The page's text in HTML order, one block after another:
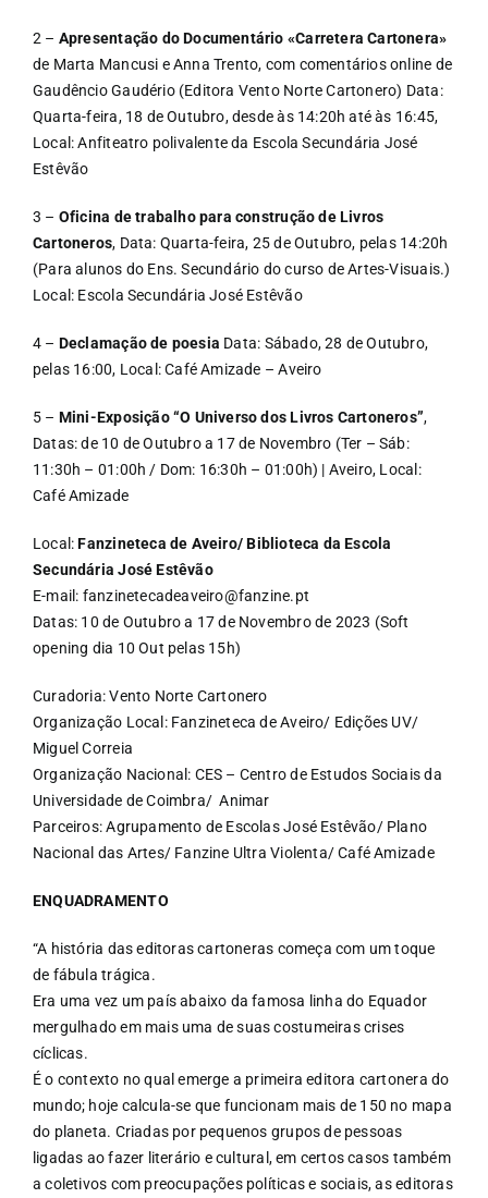
2 – Apresentação do Documentário «Carretera Cartonera»
de Marta Mancusi e Anna Trento, com comentários online de
Gaudêncio Gaudério (Editora Vento Norte Cartonero) Data:
Quarta-feira, 18 de Outubro, desde às 14:20h até às 16:45,
Local: Anfiteatro polivalente da Escola Secundária José
Estêvão
3 – Oficina de trabalho para construção de Livros
Cartoneros, Data: Quarta-feira, 25 de Outubro, pelas 14:20h
(Para alunos do Ens. Secundário do curso de Artes-Visuais.)
Local: Escola Secundária José Estêvão
4 – Declamação de poesia Data: Sábado, 28 de Outubro,
pelas 16:00, Local: Café Amizade – Aveiro
5 – Mini-Exposição “O Universo dos Livros Cartoneros”,
Datas: de 10 de Outubro a 17 de Novembro (Ter – Sáb:
11:30h – 01:00h / Dom: 16:30h – 01:00h) | Aveiro, Local:
Café Amizade
Local:Fanzineteca de Aveiro/ Biblioteca da Escola
Secundária José Estêvão
E-mail: fanzinetecadeaveiro@fanzine.pt
Datas: 10 de Outubro a 17 de Novembro de 2023 (Soft
opening dia 10 Out pelas 15h)
Curadoria: Vento Norte Cartonero
Organização Local: Fanzineteca de Aveiro/ Edições UV/
Miguel Correia
Organização Nacional: CES – Centro de Estudos Sociais da
Universidade de Coimbra/ Animar
Parceiros: Agrupamento de Escolas José Estêvão/ Plano
Nacional das Artes/ Fanzine Ultra Violenta/ Café Amizade
ENQUADRAMENTO
“A história das editoras cartoneras começa com um toque
de fábula trágica.
Era uma vez um país abaixo da famosa linha do Equador
mergulhado em mais uma de suas costumeiras crises
cíclicas.
É o contexto no qual emerge a primeira editora cartonera do
mundo; hoje calcula-se que funcionam mais de 150 no mapa
do planeta. Criadas por pequenos grupos de pessoas
ligadas ao fazer literário e cultural, em certos casos também
a coletivos com preocupações políticas e sociais, as editoras